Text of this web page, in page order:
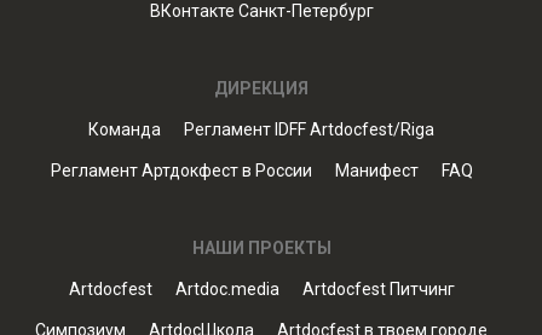
ВКонтакте Санкт-Петербург
ДИРЕКЦИЯ
Команда Регламент IDFF Artdocfest/Riga
Регламент Артдокфест в России Манифест FAQ
НАШИ ПРОЕКТЫ
Artdocfest Artdoc.media Artdocfest Питчинг
Симпозиум ArtdocШкола Artdocfest в твоем городе